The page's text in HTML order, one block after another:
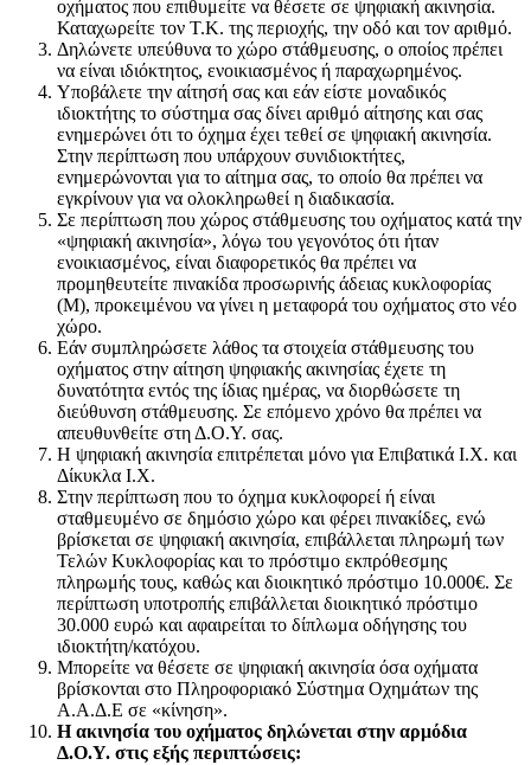
οχήματος που επιθυμείτε να θέσετε σε ψηφιακή ακινησία.
Καταχωρείτε τον Τ.Κ. της περιοχής, την οδό και τον αριθμό.
Δηλώνετε υπεύθυνα το χώρο στάθμευσης, ο οποίος πρέπει
να είναι ιδιόκτητος, ενοικιασμένος ή παραχωρημένος.
Υποβάλετε την αίτησή σας και εάν είστε μοναδικός
ιδιοκτήτης το σύστημα σας δίνει αριθμό αίτησης και σας
ενημερώνει ότι το όχημα έχει τεθεί σε ψηφιακή ακινησία.
Στην περίπτωση που υπάρχουν συνιδιοκτήτες,
ενημερώνονται για το αίτημα σας, το οποίο θα πρέπει να
εγκρίνουν για να ολοκληρωθεί η διαδικασία.
Σε περίπτωση που χώρος στάθμευσης του οχήματος κατά την
«ψηφιακή ακινησία», λόγω του γεγονότος ότι ήταν
ενοικιασμένος, είναι διαφορετικός θα πρέπει να
προμηθευτείτε πινακίδα προσωρινής άδειας κυκλοφορίας
(Μ), προκειμένου να γίνει η μεταφορά του οχήματος στο νέο
χώρο.
Εάν συμπληρώσετε λάθος τα στοιχεία στάθμευσης του
οχήματος στην αίτηση ψηφιακής ακινησίας έχετε τη
δυνατότητα εντός της ίδιας ημέρας, να διορθώσετε τη
διεύθυνση στάθμευσης. Σε επόμενο χρόνο θα πρέπει να
απευθυνθείτε στη Δ.Ο.Υ. σας.
Η ψηφιακή ακινησία επιτρέπεται μόνο για Επιβατικά Ι.Χ. και
Δίκυκλα Ι.Χ.
Στην περίπτωση που το όχημα κυκλοφορεί ή είναι
σταθμευμένο σε δημόσιο χώρο και φέρει πινακίδες, ενώ
βρίσκεται σε ψηφιακή ακινησία, επιβάλλεται πληρωμή των
Τελών Κυκλοφορίας και το πρόστιμο εκπρόθεσμης
πληρωμής τους, καθώς και διοικητικό πρόστιμο 10.000€. Σε
περίπτωση υποτροπής επιβάλλεται διοικητικό πρόστιμο
30.000 ευρώ και αφαιρείται το δίπλωμα οδήγησης του
ιδιοκτήτη/κατόχου.
Μπορείτε να θέσετε σε ψηφιακή ακινησία όσα οχήματα
βρίσκονται στο Πληροφοριακό Σύστημα Οχημάτων της
Α.Α.Δ.Ε σε «κίνηση».
Η ακινησία του οχήματος δηλώνεται στην αρμόδια
Δ.Ο.Υ. στις εξής περιπτώσεις: